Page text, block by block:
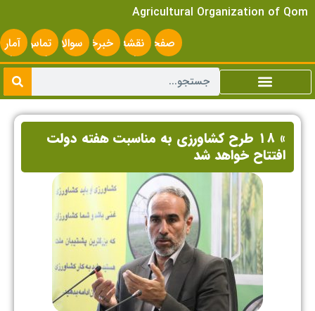
Agricultural Organization of Qom
صفحه
اصلی
نقشه
سایت
خبرخوانسوالات
متداول
تماس
با ما
آمار
» ۱۸ طرح کشاورزی به مناسبت هفته دولت
افتتاح خواهد شد